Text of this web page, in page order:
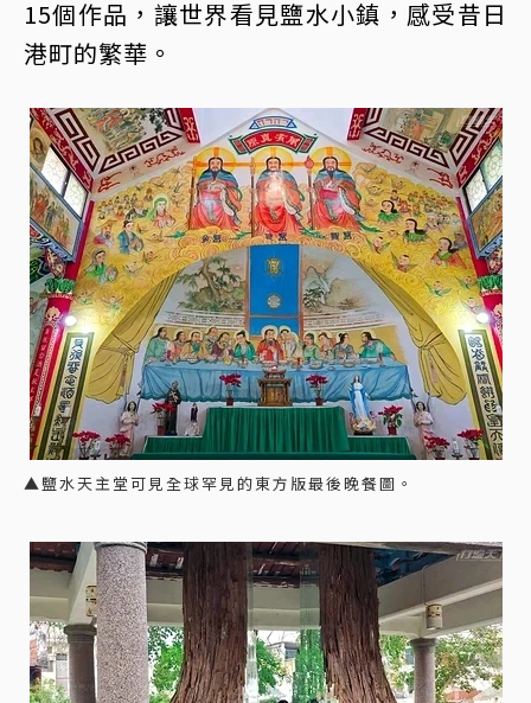
15個作品，讓世界看見鹽水小鎮，感受昔日
港町的繁華。
▲鹽水天主堂可見全球罕見的東方版最後晚餐圖。